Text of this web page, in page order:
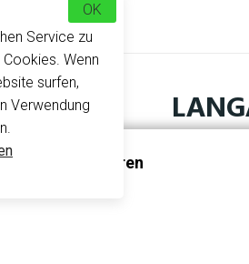
im Freien und bei Kälte
Shirt Sport Herren
Service zu
Wenn
surfen,
Verwendung
OK